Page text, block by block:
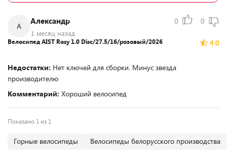
А
Александр
1 месяц назад
0 0
4.0
Велосипед AIST Rosy 1.0 Disc/27.5/16/розовый/2026
Недостатки: Нет ключей для сборки. Минус звезда
производителю
Комментарий: Хороший велосипед
Показано 1 из 1
Горные велосипеды Велосипеды белорусского производства